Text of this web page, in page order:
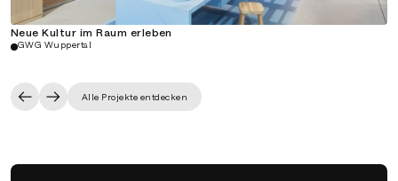
Neue Kultur im Raum erleben
GWG Wuppertal
Alle Projekte entdecken